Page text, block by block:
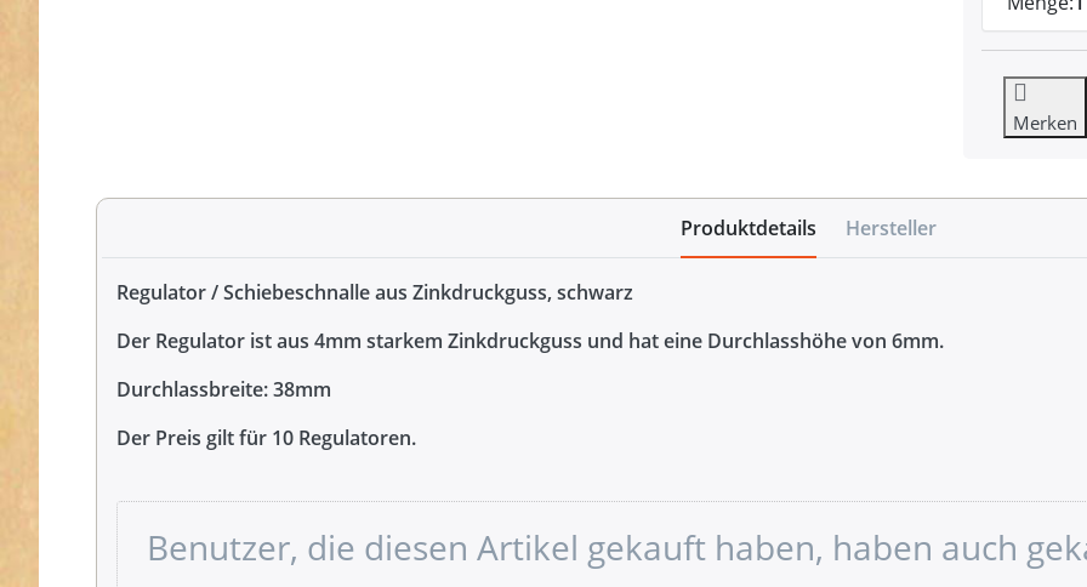
Merken
Produktdetails Hersteller
Regulator / Schiebeschnalle aus Zinkdruckguss, schwarz
Der Regulator ist aus 4mm starkem Zinkdruckguss und hat eine Durchlasshöhe von 6mm.
Durchlassbreite: 38mm
Der Preis gilt für 10 Regulatoren.
Benutzer, die diesen Artikel gekauft haben, haben auch